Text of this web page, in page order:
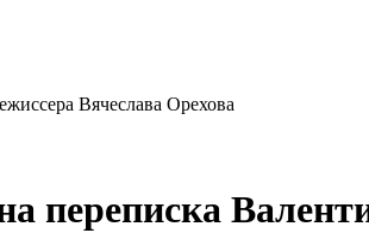
Вячеслава Орехова
переписка